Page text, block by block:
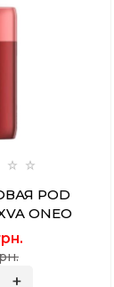
POD
ONEO
2 МЛ